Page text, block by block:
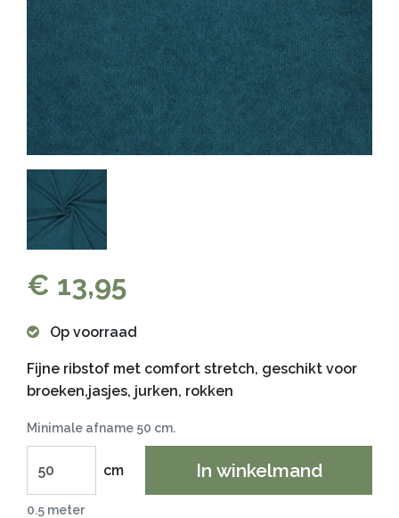
€ 13,95
Op voorraad
Fijne ribstof met comfort stretch, geschikt voor
broeken,jasjes, jurken, rokken
Minimale afname 50 cm.
cm In winkelmand
0.5 meter